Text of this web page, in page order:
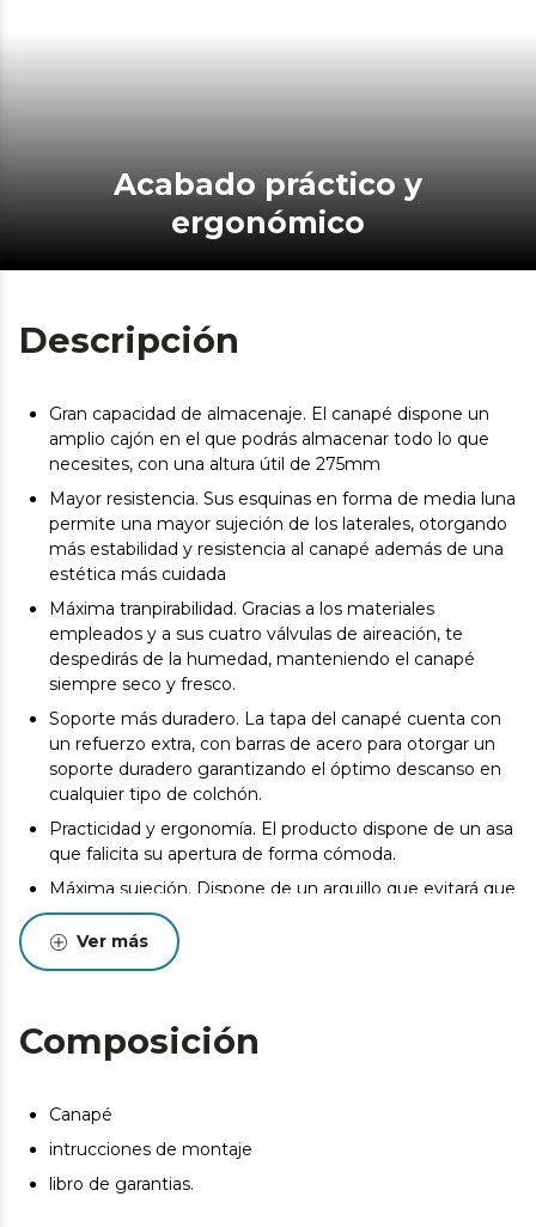
Acabado práctico y
ergonómico
Descripción
Gran capacidad de almacenaje. El canapé dispone un
amplio cajón en el que podrás almacenar todo lo que
necesites, con una altura útil de 275mm
Mayor resistencia. Sus esquinas en forma de media luna
permite una mayor sujeción de los laterales, otorgando
más estabilidad y resistencia al canapé además de una
estética más cuidada
Máxima tranpirabilidad. Gracias a los materiales
empleados y a sus cuatro válvulas de aireación, te
despedirás de la humedad, manteniendo el canapé
siempre seco y fresco.
Soporte más duradero. La tapa del canapé cuenta con
un refuerzo extra, con barras de acero para otorgar un
soporte duradero garantizando el óptimo descanso en
cualquier tipo de colchón.
Practicidad y ergonomía. El producto dispone de un asa
que falicita su apertura de forma cómoda.
Máxima sujeción. Dispone de un arquillo que evitará que
se desplace en colchón cuando abras el producto.
100% fabricado en españa
cuando las condiciones del inmueble lo permitan. Podrá
consultar las bases legales en las condiciones generales
Pueden existir leves diferencias entre el producto
mostrado y el entregado en cuanto a color, tejido o
la calidad ni a la utilidad del artículo.
Ver más
Composición
Canapé
intrucciones de montaje
libro de garantias.